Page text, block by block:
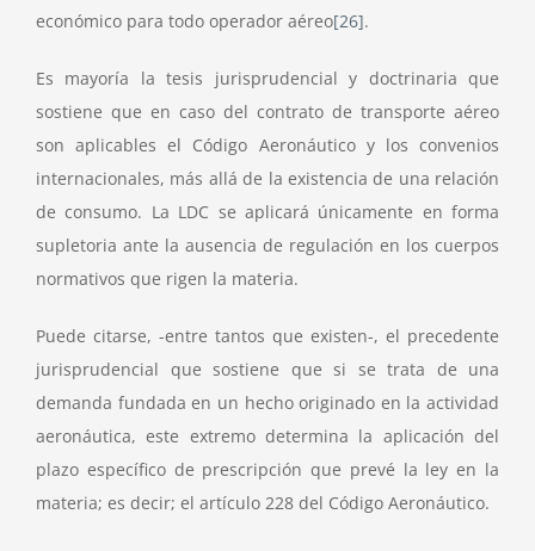
económico para todo operador aéreo[26].
Es mayoría la tesis jurisprudencial y doctrinaria que
sostiene que en caso del contrato de transporte aéreo
son aplicables el Código Aeronáutico y los convenios
internacionales, más allá de la existencia de una relación
de consumo. La LDC se aplicará únicamente en forma
supletoria ante la ausencia de regulación en los cuerpos
normativos que rigen la materia.
Puede citarse, -entre tantos que existen-, el precedente
jurisprudencial que sostiene que si se trata de una
demanda fundada en un hecho originado en la actividad
aeronáutica, este extremo determina la aplicación del
plazo específico de prescripción que prevé la ley en la
materia; es decir; el artículo 228 del Código Aeronáutico.